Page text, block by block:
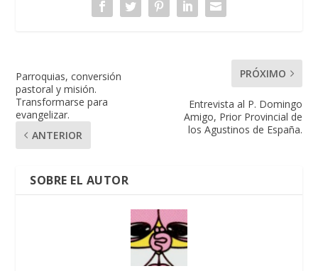
Parroquias, conversión
pastoral y misión.
Transformarse para
evangelizar.
ANTERIOR
PRÓXIMO
Entrevista al P. Domingo
Amigo, Prior Provincial de
los Agustinos de España.
SOBRE EL AUTOR